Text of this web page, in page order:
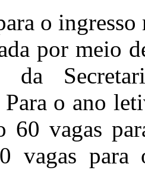
o
por meio
da
o ano
60 vagas
vagas para